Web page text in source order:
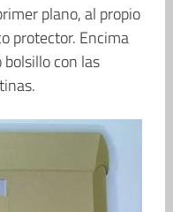
plano, al propio
protector. Encima
con las